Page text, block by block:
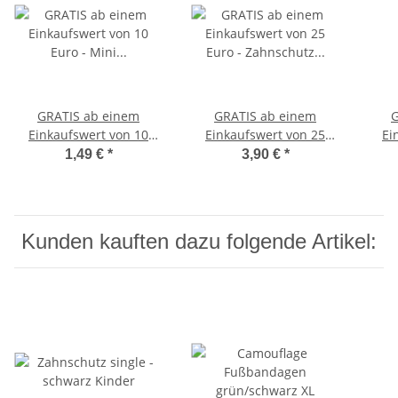
GRATIS ab einem
Einkaufswert von 10
Euro - Mini Deutschland
1,49 € *
GRATIS ab einem
Einkaufswert von 25
Euro - Zahnschutz
3,90 € *
Kunden kauften dazu folgende Artikel: